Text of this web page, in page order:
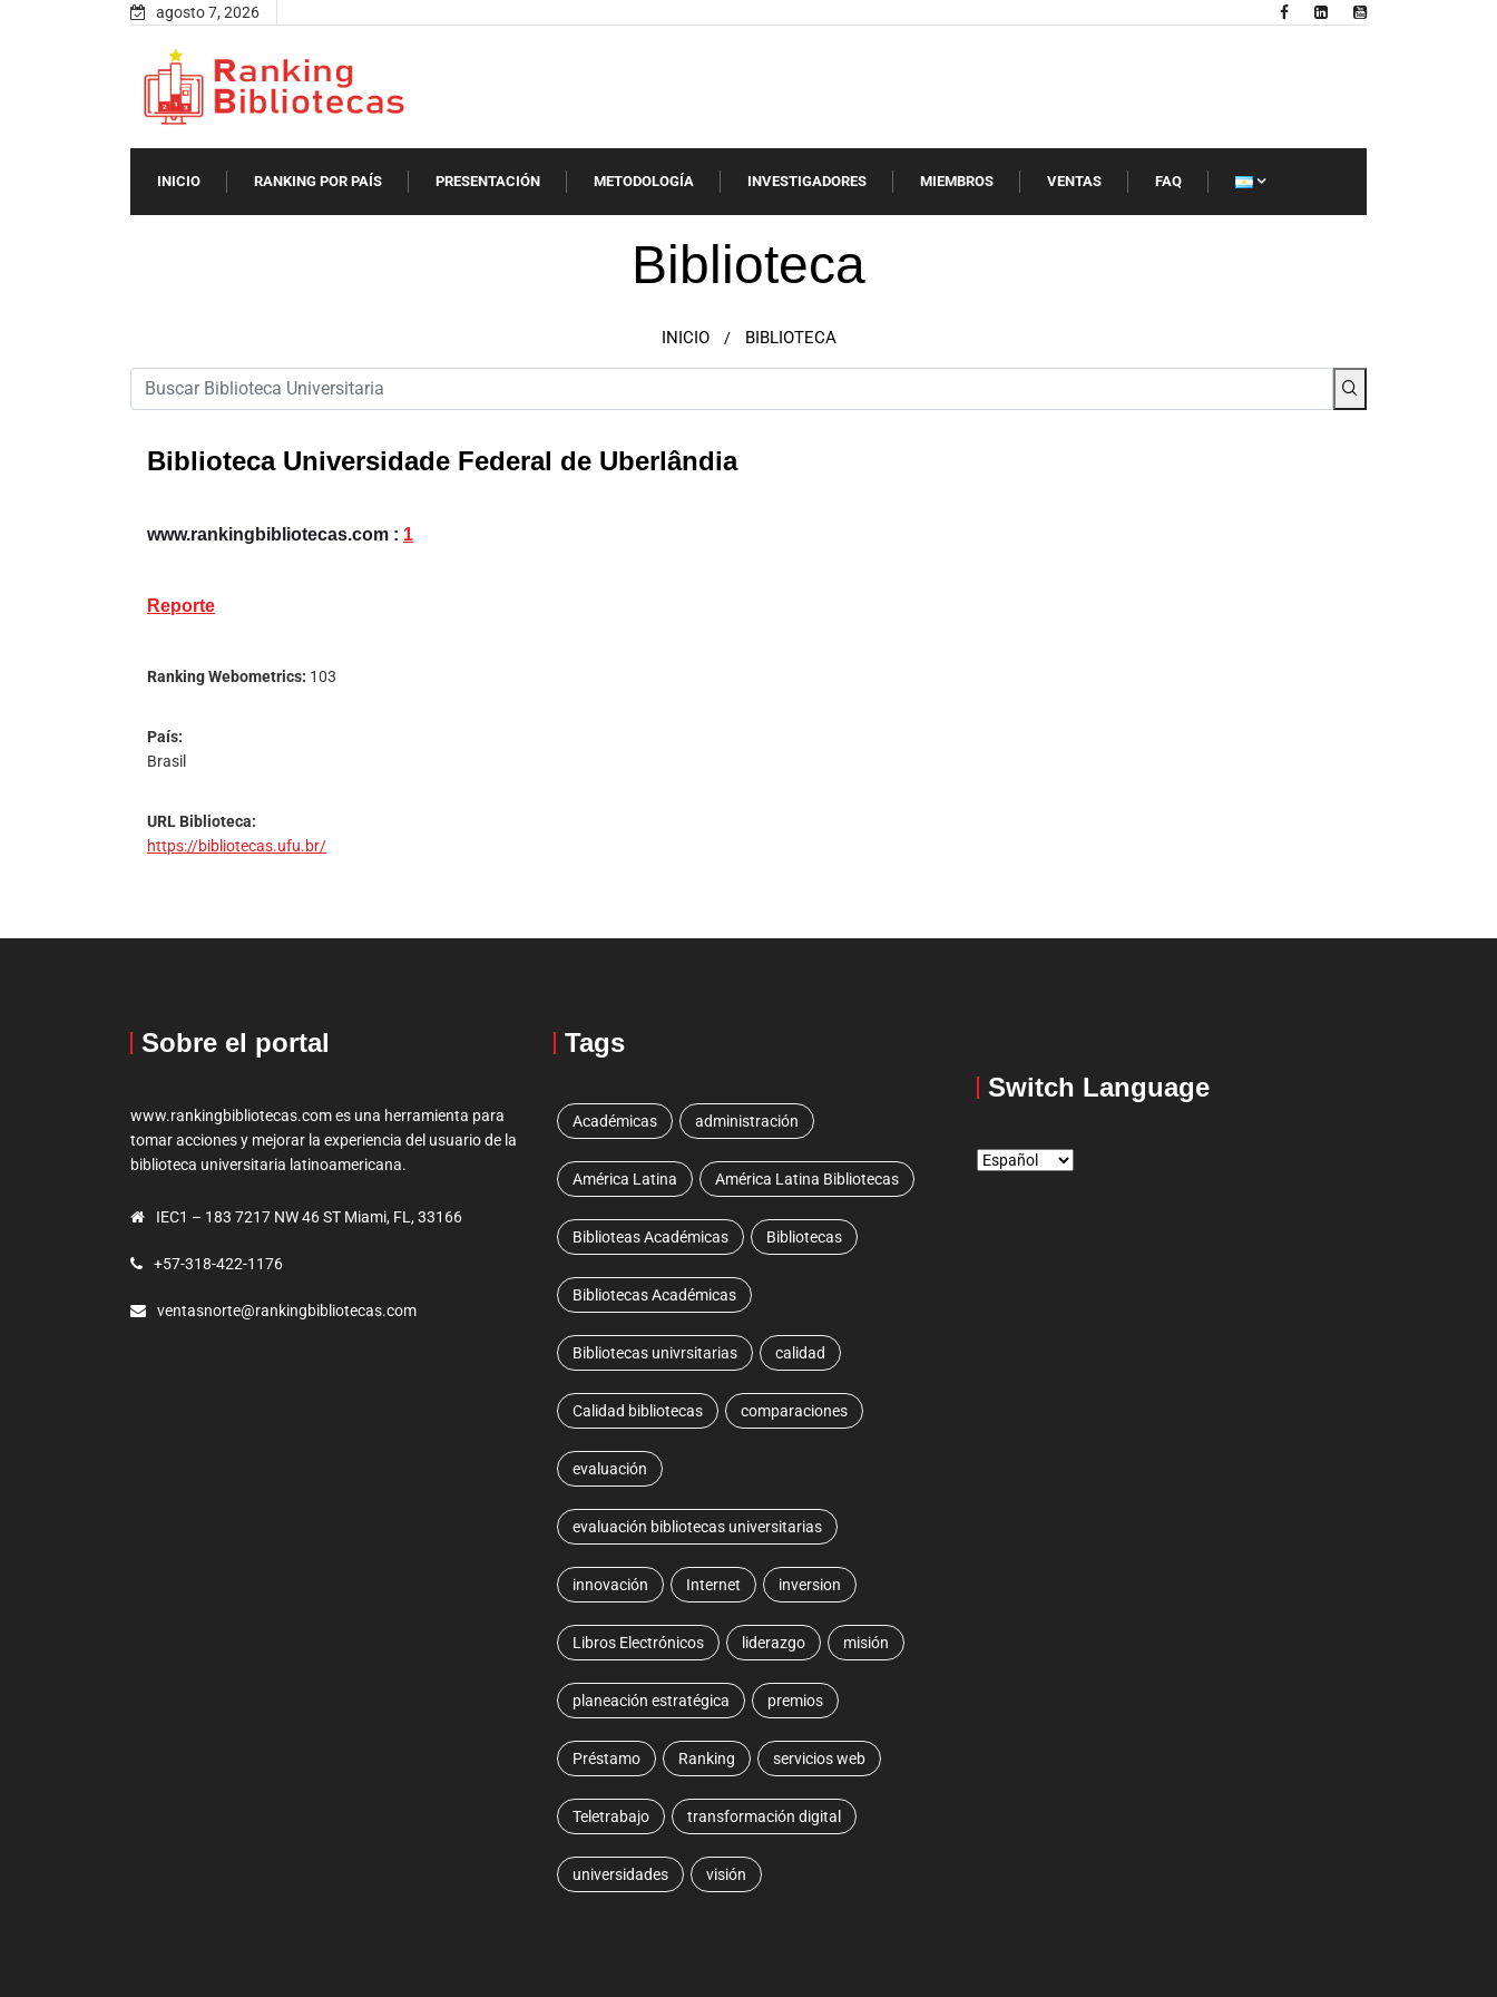
agosto 7, 2026
INICIO RANKING POR PAÍS PRESENTACIÓN METODOLOGÍA INVESTIGADORES MIEMBROS VENTAS FAQ
Biblioteca
INICIO / BIBLIOTECA
Biblioteca Universidade Federal de Uberlândia
www.rankingbibliotecas.com : 1
Reporte
Ranking Webometrics: 103
País:
Brasil
URL Biblioteca:
https://bibliotecas.ufu.br/
Sobre el portal
www.rankingbibliotecas.com es una herramienta para
tomar acciones y mejorar la experiencia del usuario de la
biblioteca universitaria latinoamericana.
IEC1 – 183 7217 NW 46 ST Miami, FL, 33166
+57-318-422-1176
ventasnorte@rankingbibliotecas.com
Tags
Académicas administración
América Latina América Latina Bibliotecas
Biblioteas Académicas Bibliotecas
Bibliotecas Académicas
Bibliotecas univrsitarias calidad
Calidad bibliotecas comparaciones
evaluación
evaluación bibliotecas universitarias
innovación Internet inversion
Libros Electrónicos liderazgo misión
planeación estratégica premios
Préstamo Ranking servicios web
Teletrabajo transformación digital
universidades visión
Switch Language